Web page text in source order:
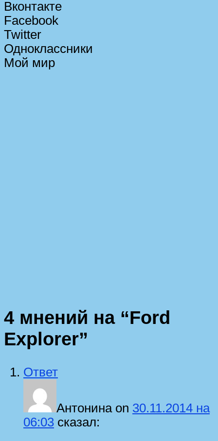
Вконтакте
Facebook
Twitter
Одноклассники
Мой мир
4 мнений на “Ford
Explorer”
Ответ
Антонинаon 30.11.2014 на
06:03 сказал: